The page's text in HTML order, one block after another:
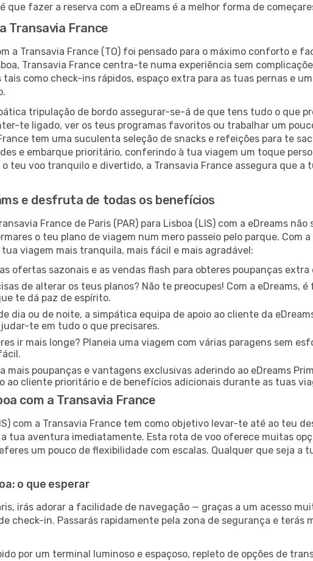
que fazer a reserva com a eDreams é a melhor forma de
Transavia France
a Transavia France (TO) foi pensado para o máximo conforto e
Transavia France centra-te numa experiência sem
tais como check-ins rápidos, espaço extra para as tuas pernas e
tripulação de bordo assegurar-se-á de que tens tudo o que
te ligado, ver os teus programas favoritos ou trabalhar um
tem uma suculenta seleção de snacks e refeições para te
e embarque prioritário, conferindo à tua viagem um toque
teu voo tranquilo e divertido, a Transavia France assegura que a
e desfruta de todas os benefícios
France de Paris (PAR) para Lisboa (LIS) com a eDreams
o teu plano de viagem num mero passeio pelo parque. Com
viagem mais tranquila, mais fácil e mais agradável:
ofertas sazonais e as vendas flash para obteres poupanças
de alterar os teus planos? Não te preocupes! Com a eDreams,
te dá paz de espírito.
dia ou de noite, a simpática equipa de apoio ao cliente da
te em tudo o que precisares.
ir mais longe? Planeia uma viagem com várias paragens sem
mais poupanças e vantagens exclusivas aderindo ao eDreams
ao cliente prioritário e de benefícios adicionais durante as tuas
com a Transavia France
com a Transavia France tem como objetivo levar-te até ao teu
tua aventura imediatamente. Esta rota de voo oferece muitas
um pouco de flexibilidade com escalas. Qualquer que seja a
o que esperar
irás adorar a facilidade de navegação — graças a um acesso
check-in. Passarás rapidamente pela zona de segurança e terás
por um terminal luminoso e espaçoso, repleto de opções de